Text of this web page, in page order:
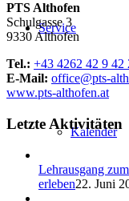
Service
Kalender
PTS Althofen
Schulgasse 3
9330 Althofen
Tel.: +43 4262 42 9 42
E-Mail: office@pts-
www.pts-althofen.at
Letzte Aktivitäten
Lehrausgang
erleben22. Juni